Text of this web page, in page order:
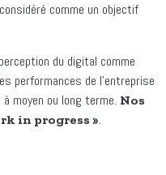
comme un objectif
du digital comme
performances de l’entreprise
moyen ou long terme. Nos
in progress ».